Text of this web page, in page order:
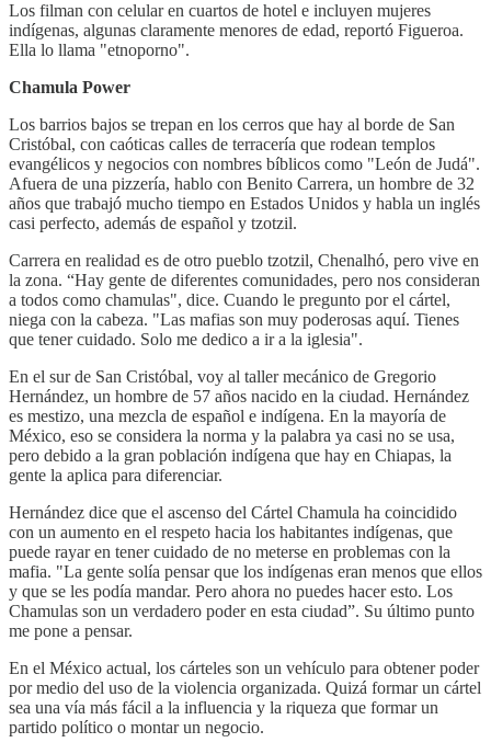
Los filman con celular en cuartos de hotel e incluyen mujeres
indígenas, algunas claramente menores de edad, reportó Figueroa.
Ella lo llama "etnoporno".
Chamula Power
Los barrios bajos se trepan en los cerros que hay al borde de San
Cristóbal, con caóticas calles de terracería que rodean templos
evangélicos y negocios con nombres bíblicos como "León de Judá".
Afuera de una pizzería, hablo con Benito Carrera, un hombre de 32
años que trabajó mucho tiempo en Estados Unidos y habla un inglés
casi perfecto, además de español y tzotzil.
Carrera en realidad es de otro pueblo tzotzil, Chenalhó, pero vive en
la zona. “Hay gente de diferentes comunidades, pero nos consideran
a todos como chamulas", dice. Cuando le pregunto por el cártel,
niega con la cabeza. "Las mafias son muy poderosas aquí. Tienes
que tener cuidado. Solo me dedico a ir a la iglesia".
En el sur de San Cristóbal, voy al taller mecánico de Gregorio
Hernández, un hombre de 57 años nacido en la ciudad. Hernández
es mestizo, una mezcla de español e indígena. En la mayoría de
México, eso se considera la norma y la palabra ya casi no se usa,
pero debido a la gran población indígena que hay en Chiapas, la
gente la aplica para diferenciar.
Hernández dice que el ascenso del Cártel Chamula ha coincidido
con un aumento en el respeto hacia los habitantes indígenas, que
puede rayar en tener cuidado de no meterse en problemas con la
mafia. "La gente solía pensar que los indígenas eran menos que ellos
y que se les podía mandar. Pero ahora no puedes hacer esto. Los
Chamulas son un verdadero poder en esta ciudad”. Su último punto
me pone a pensar.
En el México actual, los cárteles son un vehículo para obtener poder
por medio del uso de la violencia organizada. Quizá formar un cártel
sea una vía más fácil a la influencia y la riqueza que formar un
partido político o montar un negocio.